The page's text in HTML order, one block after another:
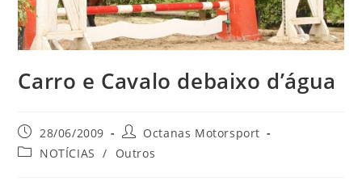
Carro e Cavalo debaixo d’água
28/06/2009
Octanas Motorsport
NOTÍCIAS
/ Outros